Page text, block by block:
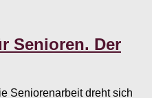
Senioren. Der
Seniorenarbeit dreht sich